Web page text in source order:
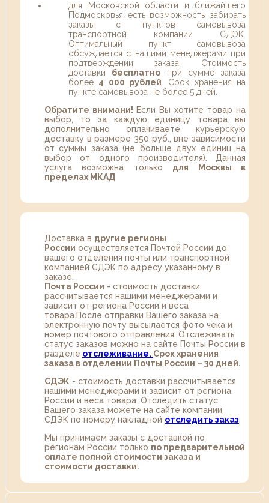
для Московской области и ближайшего
Подмосковья есть возможность забирать
заказы с пунктов самовывоза
транспортной компании СДЭК.
Оптимальный пункт самовывоза
обсуждается с нашими менеджерами при
подтверждении заказа. Стоимость
доставки бесплатно при сумме заказа
более 4 000 рублей . Срок хранения на
пункте самовывоза не более 5 дней.
Обратите внимани! Если Вы хотите товар на
выбор, то за каждую единицу товара вы
дополнительно оплачиваете курьерскую
доставку в размере 350 руб., вне зависимости
от суммы заказа (не больше двух единиц на
выбор от одного производителя). Данная
услуга возможна только для Москвы в
пределах МКАД
Доставка в другие регионы
России осуществляется Почтой России до
вашего отделения почты или транспортной
компанией СДЭК по адресу указанному в
заказе.
Почта России - стоимость доставки
рассчитывается нашими менеджерами и
зависит от региона России и веса
товара.После отправки Вашего заказа на
электронную почту высылается фото чека и
номер почтового отправления. Отслеживать
статус заказов можно на сайте Почты России в
разделе oтслеживание. Срок хранения
заказа в отделении Почты России – 30 дней.
СДЭК - стоимость доставки рассчитывается
нашими менеджерами и зависит от региона
России и веса товара. Отследить статус
Вашего заказа можете на сайте компании
СДЭК по номеру накладной отследить заказ
Мы принимаем заказы с доставкой по
регионам России только по предварительной
оплате полной стоимости заказа и
стоимости доставки.